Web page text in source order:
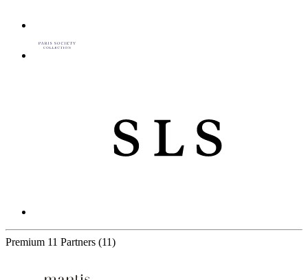
Premium 11 Partners (11)